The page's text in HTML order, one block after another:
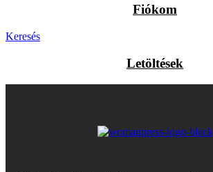
Fiókom
Keresés
Letöltések